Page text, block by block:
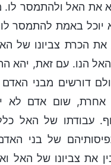
את האל ולהתמסר לו.
באמת להתמסר לו
את הכרת צביונו של
הנו. עם זאת, יהא
דורשים מבני
אחרת, שום אדם לא
עבודתו של האל
של בני
את צביונו של האל